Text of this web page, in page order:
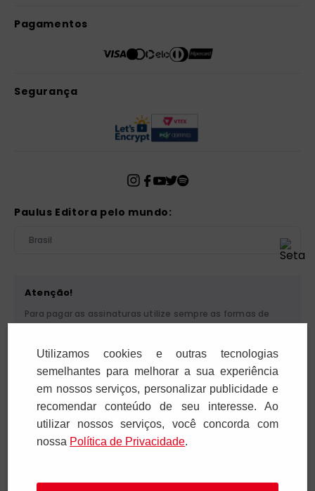
Pagamentos
Segurança
Paulus Editora pelo mundo:
Brasil
Atenção!
Para pagar as assinaturas utilize sempre as formas de
ou de pessoa física. Se você receber algum tipo de
cobrança suspeita, entre em contato conosco pelo
telefone (11) 5087-3600 ou pelo e-mail
cobranca@paulus.com.br.
Utilizamos cookies e outras tecnologias
semelhantes para melhorar a sua experiência
em nossos serviços, personalizar publicidade e
recomendar conteúdo de seu interesse. Ao
utilizar nossos serviços, você concorda com
nossa Polí­tica de Privacidade.